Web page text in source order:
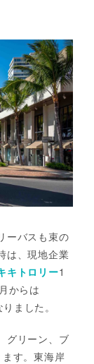
ーバスも束の
は、現地企業
キトロリー1
からは
ました。
グリーン、ブ
す。東海岸